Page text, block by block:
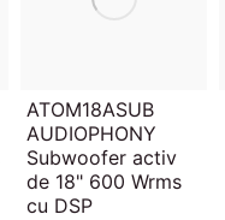
ATOM18ASUB
AUDIOPHONY
Subwoofer activ
de 18" 600 Wrms
cu DSP